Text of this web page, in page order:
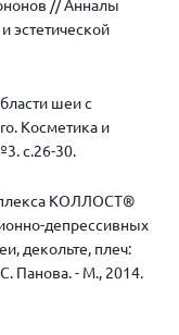
// Анналы
эстетической
шеи с
Косметика и
с.26-30.
КОЛЛОСТ®
депрессивных
декольте, плеч:
Панова. - М., 2014.